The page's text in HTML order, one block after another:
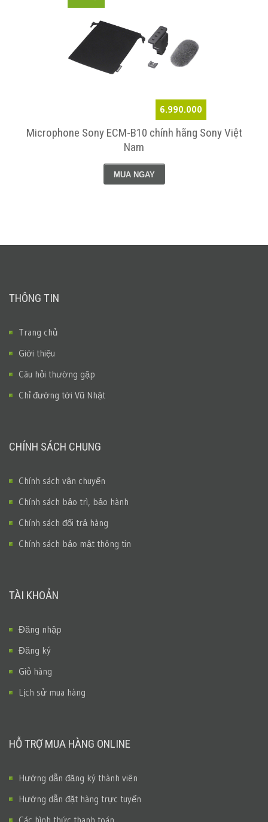
6.990.000
Microphone Sony ECM-B10 chính hãng Sony Việt
Nam
MUA NGAY
THÔNG TIN
Trang chủ
Giới thiệu
Câu hỏi thường gặp
Chỉ đường tới Vũ Nhật
CHÍNH SÁCH CHUNG
Chính sách vận chuyển
Chính sách bảo trì, bảo hành
Chính sách đổi trả hàng
Chính sách bảo mật thông tin
TÀI KHOẢN
Đăng nhập
Đăng ký
Giỏ hàng
Lịch sử mua hàng
HỖ TRỢ MUA HÀNG ONLINE
Hướng dẫn đăng ký thành viên
Hướng dẫn đặt hàng trực tuyến